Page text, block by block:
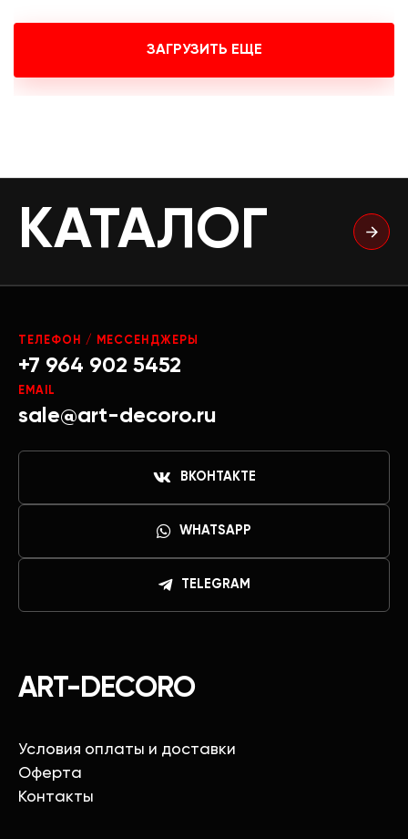
ЗАГРУЗИТЬ ЕЩЕ
КАТАЛОГ
ART-DECORO
Условия оплаты и доставки
Оферта
Контакты
ТЕЛЕФОН / МЕССЕНДЖЕРЫ
+7 964 902 5452
EMAIL
sale@art-decoro.ru
ВКОНТАКТЕ
WHATSAPP
TELEGRAM